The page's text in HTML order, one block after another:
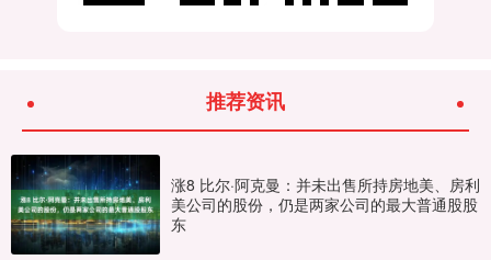
推荐资讯
涨8 比尔·阿克曼：并未出售所持房地美、房利
美公司的股份，仍是两家公司的最大普通股股
东